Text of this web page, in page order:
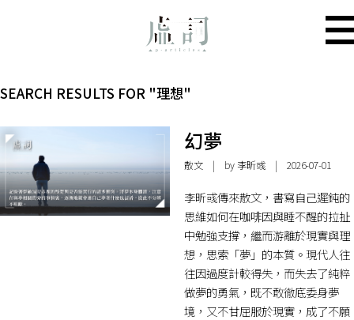
SEARCH RESULTS FOR "理想"
幻夢
散文| by 李昕彧 | 2026-07-01
李昕彧傳來散文，書寫自己遲鈍的
思維如何在咖啡因與睡不醒的拉扯
中勉強支撐，繼而游離於現實與理
想，思索「夢」的本質。現代人往
往因過度計較得失，而失去了純粹
做夢的勇氣，既不敢徹底委身夢
境，又不甘屈服於現實，成了不願